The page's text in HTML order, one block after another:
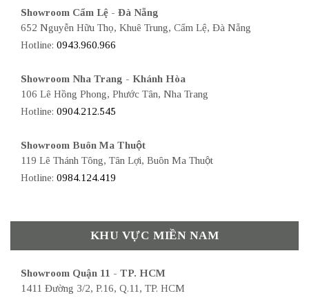
Showroom Cẩm Lệ - Đà Nẵng
652 Nguyễn Hữu Thọ, Khuê Trung, Cẩm Lệ, Đà Nẵng
Hotline: 0943.960.966
Showroom Nha Trang - Khánh Hòa
106 Lê Hồng Phong, Phước Tân, Nha Trang
Hotline: 0904.212.545
Showroom Buôn Ma Thuột
119 Lê Thánh Tông, Tân Lợi, Buôn Ma Thuột
Hotline: 0984.124.419
KHU VỰC MIỀN NAM
Showroom Quận 11 - TP. HCM
1411 Đường 3/2, P.16, Q.11, TP. HCM